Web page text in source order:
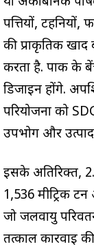
पत्तियों,
की प्राकृतिक खाद
करता है. पार्क के
डिजाइन होंगे.
परियोजना को
उपभोग और
इसके अतिरिक्त,
1,536 मीट्रिक
जो जलवायु
तत्काल कार्रवाई